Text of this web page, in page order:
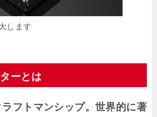
します
ーとは
フトマンシップ。世界的に著